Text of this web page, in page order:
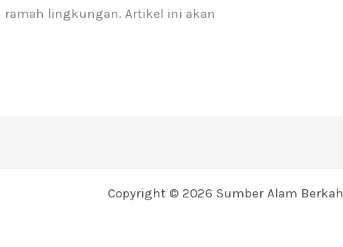
lingkungan. Artikel ini akan
Copyright © 2026 Sumber Alam Berkah